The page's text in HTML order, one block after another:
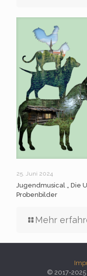
25. Juni 2024
Jugendmusical „ Die
Probenbilder
Mehr
© 2017-2025